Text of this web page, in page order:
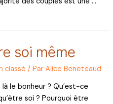
soi même
classé / ParAlice Beneteaud
le bonheur ? Qu’est-ce
soi ? Pourquoi être